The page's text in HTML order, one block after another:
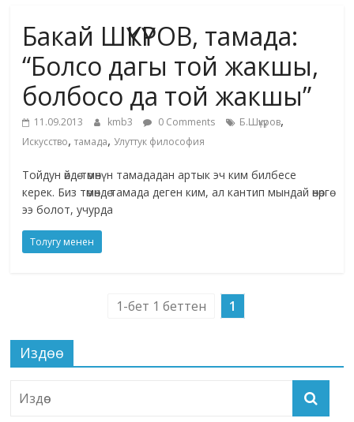
жана
адабияты
Бакай ШҮКҮРОВ, тамада:
“Болсо дагы той жакшы,
болбосо да той жакшы”
11.09.2013 kmb3 0 Comments Б.Шүкүров,
Искусство,тамада, Улуттук философия
Тойдун өйдө-төмөнүн тамададан артык эч ким билбесе
керек. Биз төмөндө тамада деген ким, ал кантип мындай өнөргө
ээ болот, учурда
Толугу менен
1-бет 1 беттен 1
Издөө